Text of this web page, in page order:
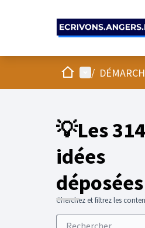
AccueilMenu principal
/
💡Les 314
idées
déposées
Cherchez et filtrez les